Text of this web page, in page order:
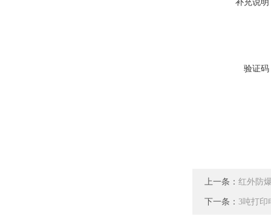
验证码
上一条： 红外防
下一条： 3吨打印